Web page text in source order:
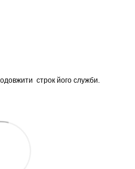
строк його служби.